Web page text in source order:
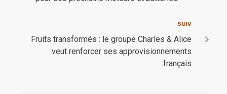
SUIV
Fruits transformés : le groupe Charles & Alice
veut renforcer ses approvisionnements
français